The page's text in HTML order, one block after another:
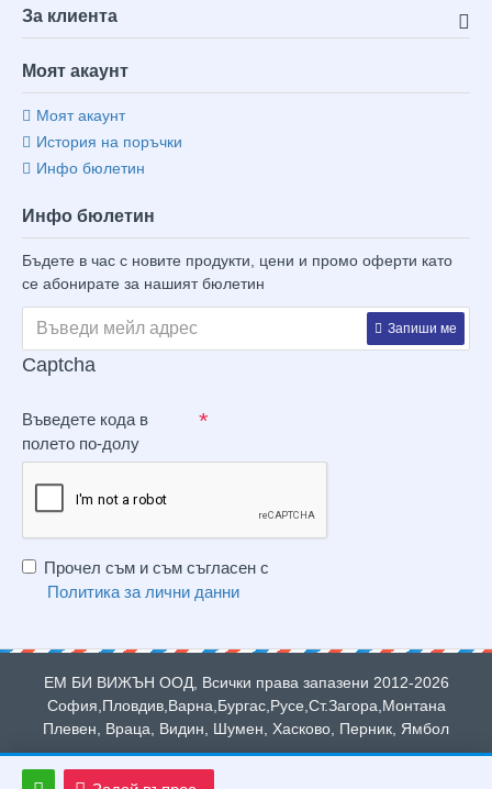
За клиента
Моят акаунт
Моят акаунт
История на поръчки
Инфо бюлетин
Инфо бюлетин
Бъдете в час с новите продукти, цени и промо оферти като
се абонирате за нашият бюлетин
Запиши ме
Captcha
Въведете кода в
полето по-долу
Прочел съм и съм съгласен с
Политика за лични данни
ЕМ БИ ВИЖЪН ООД, Всички права запазени 2012-2026
София,Пловдив,Варна,Бургас,Русе,Ст.Загора,Монтана
Плевен, Враца, Видин, Шумен, Хасково, Перник, Ямбол